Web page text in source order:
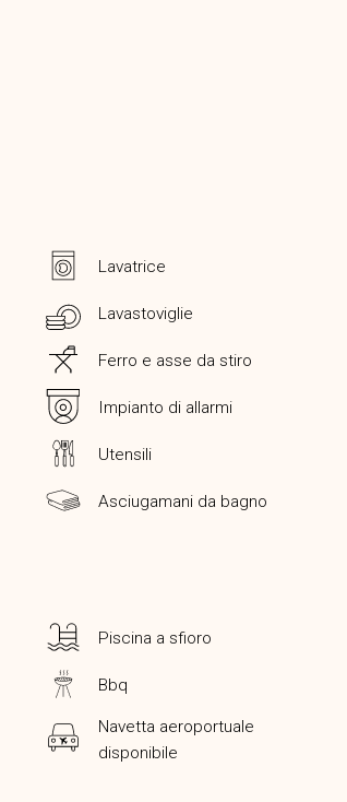
Lavatrice
Lavastoviglie
Ferro e asse da stiro
Impianto di allarmi
Utensili
Asciugamani da bagno
Piscina a sfioro
Bbq
Navetta aeroportuale
disponibile